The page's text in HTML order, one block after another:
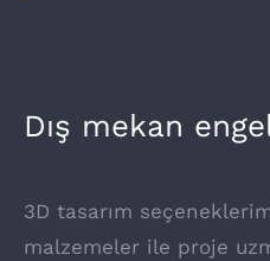
Dış mekan
3D tasarım
malzemeler ile proje